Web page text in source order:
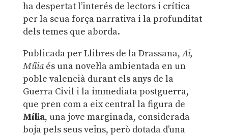
ha despertat l’interés de lectors i crítica
per la seua força narrativa i la profunditat
dels temes que aborda.
Publicada per Llibres de la Drassana,Ai,
Míliaés una novel·la ambientada en un
poble valencià durant els anys de la
Guerra Civil i la immediata postguerra,
que pren com a eix central la figura de
Mília, una jove marginada, considerada
boja pels seus veïns, però dotada d’una